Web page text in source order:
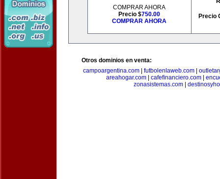
COMPRAR AHORA
Precio $750.00
COMPRAR AHORA
Precio
Otros dominios en venta:
campoargentina.com| futbolenlaweb.com|
areahogar.com| cafefinanciero.com|
zonasistemas.com